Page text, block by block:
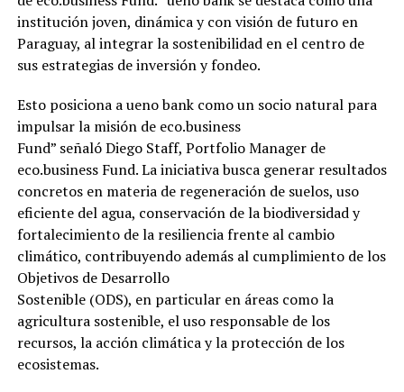
institución joven, dinámica y con visión de futuro en
Paraguay, al integrar la sostenibilidad en el centro de
sus estrategias de inversión y fondeo.
Esto posiciona a ueno bank como un socio natural para
impulsar la misión de eco.business
Fund” señaló Diego Staff, Portfolio Manager de
eco.business Fund. La iniciativa busca generar resultados
concretos en materia de regeneración de suelos, uso
eficiente del agua, conservación de la biodiversidad y
fortalecimiento de la resiliencia frente al cambio
climático, contribuyendo además al cumplimiento de los
Objetivos de Desarrollo
Sostenible (ODS), en particular en áreas como la
agricultura sostenible, el uso responsable de los
recursos, la acción climática y la protección de los
ecosistemas.